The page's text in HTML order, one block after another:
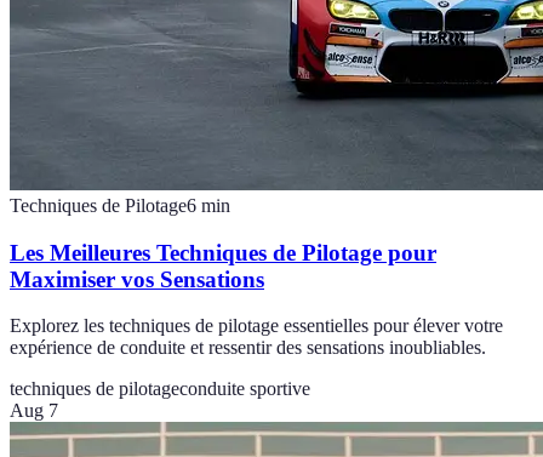
Techniques de Pilotage6 min
Les Meilleures Techniques de Pilotage pour
Maximiser vos Sensations
Explorez les techniques de pilotage essentielles pour élever votre
expérience de conduite et ressentir des sensations inoubliables.
techniques de pilotageconduite sportive
Aug 7